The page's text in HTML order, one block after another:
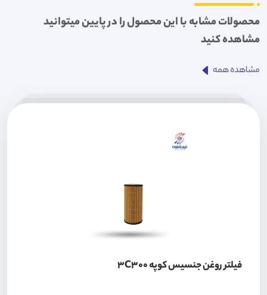
محصولات مشابه با این محصول را در پایین میتوانید
مشاهده کنید
مشاهده همه
فیلتر روغن جنسیس کوپه 3C300